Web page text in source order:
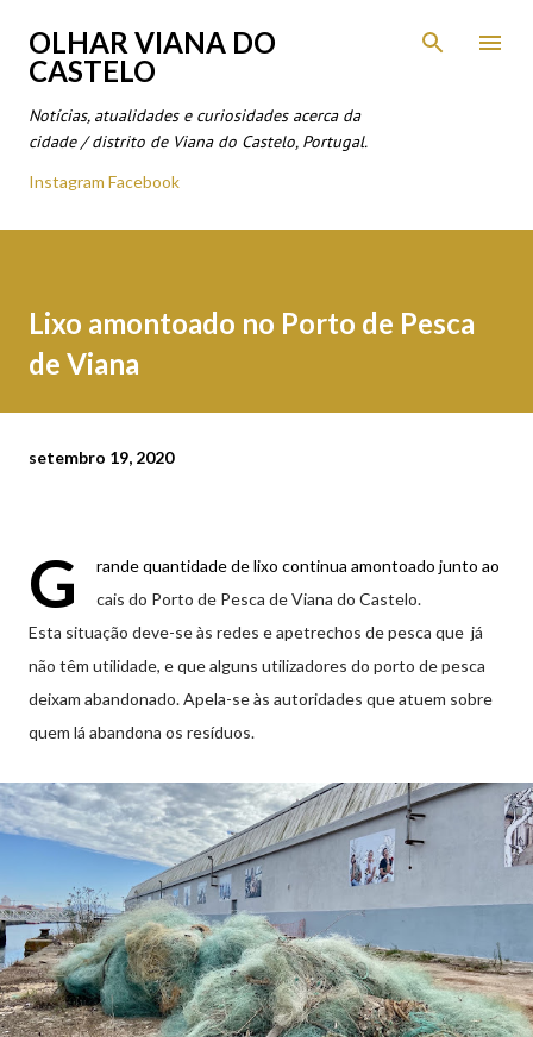
Avançar para o conteúdo principal
OLHAR VIANA DO
CASTELO
Notícias, atualidades e curiosidades acerca da
cidade / distrito de Viana do Castelo, Portugal.
Instagram Facebook
Lixo amontoado no Porto de Pesca
de Viana
setembro 19, 2020
G
rande quantidade de lixo continua amontoado junto ao
cais do Porto de Pesca de Viana do Castelo.
Esta situação deve-se às redes e apetrechos de pesca que já
não têm utilidade, e que alguns utilizadores do porto de pesca
deixam abandonado. Apela-se às autoridades que atuem sobre
quem lá abandona os resíduos.